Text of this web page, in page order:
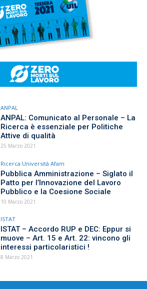
ANPAL
ANPAL: Comunicato al Personale – La
Ricerca è essenziale per Politiche
Attive di qualità
25 Marzo 2021
Ricerca Università Afam
Pubblica Amministrazione – Siglato il
Patto per l’Innovazione del Lavoro
Pubblico e la Coesione Sociale
10 Marzo 2021
ISTAT
ISTAT – Accordo RUP e DEC: Eppur si
muove – Art. 15 e Art. 22: vincono gli
interessi particolaristici !
8 Marzo 2021